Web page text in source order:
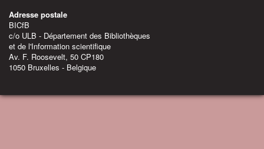
Adresse postale
BICfB
c/o ULB - Département des Bibliothèques
et de l'Information scientifique
Av. F. Roosevelt, 50 CP180
1050 Bruxelles - Belgique